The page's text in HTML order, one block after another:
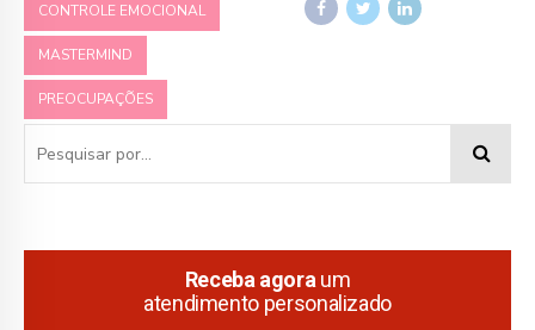
CONTROLE EMOCIONAL
MASTERMIND
PREOCUPAÇÕES
Receba agoraum
atendimento personalizado